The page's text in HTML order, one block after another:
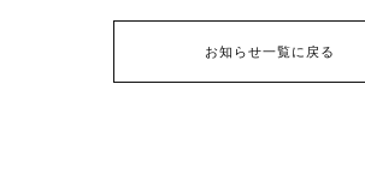
お知らせ一覧に戻る